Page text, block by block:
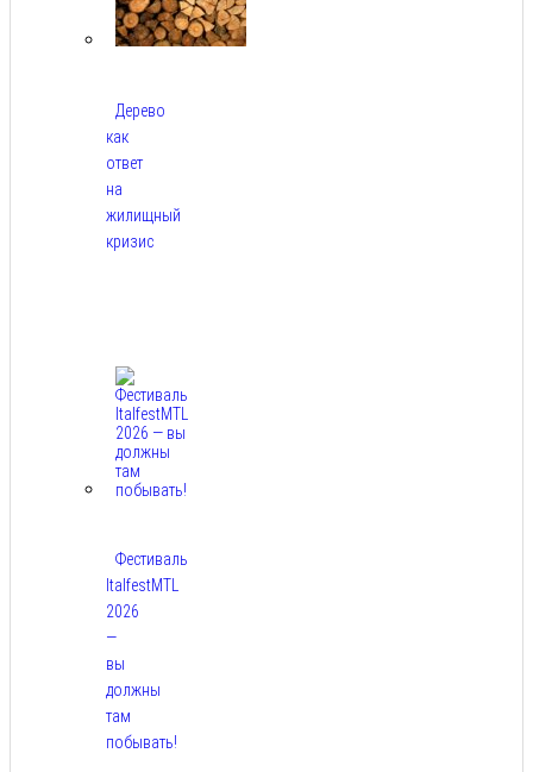
Дерево
как
ответ
на
жилищный
кризис
Фестиваль
ItalfestMTL
2026
—
вы
должны
там
побывать!